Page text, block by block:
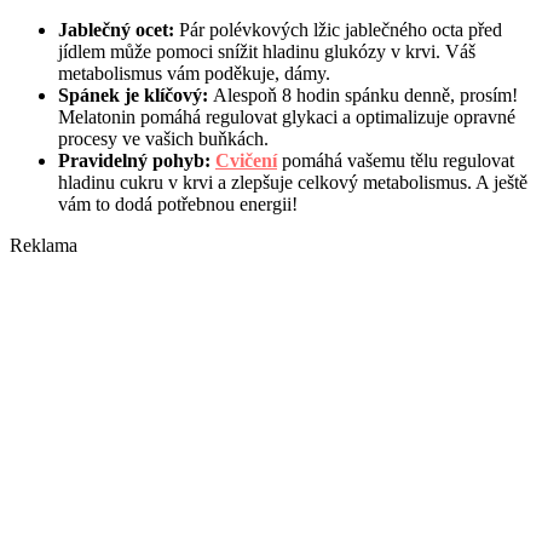
Jablečný ocet: Pár polévkových lžic jablečného octa před
jídlem může pomoci snížit hladinu glukózy v krvi. Váš
metabolismus vám poděkuje, dámy.
Spánek je klíčový: Alespoň 8 hodin spánku denně, prosím!
Melatonin pomáhá regulovat glykaci a optimalizuje opravné
procesy ve vašich buňkách.
Pravidelný pohyb: Cvičenípomáhá vašemu tělu regulovat
hladinu cukru v krvi a zlepšuje celkový metabolismus. A ještě
vám to dodá potřebnou energii!
Reklama